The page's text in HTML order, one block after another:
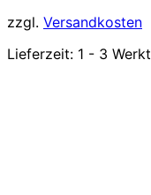
zzgl. Versandkosten
Lieferzeit: 1 - 3